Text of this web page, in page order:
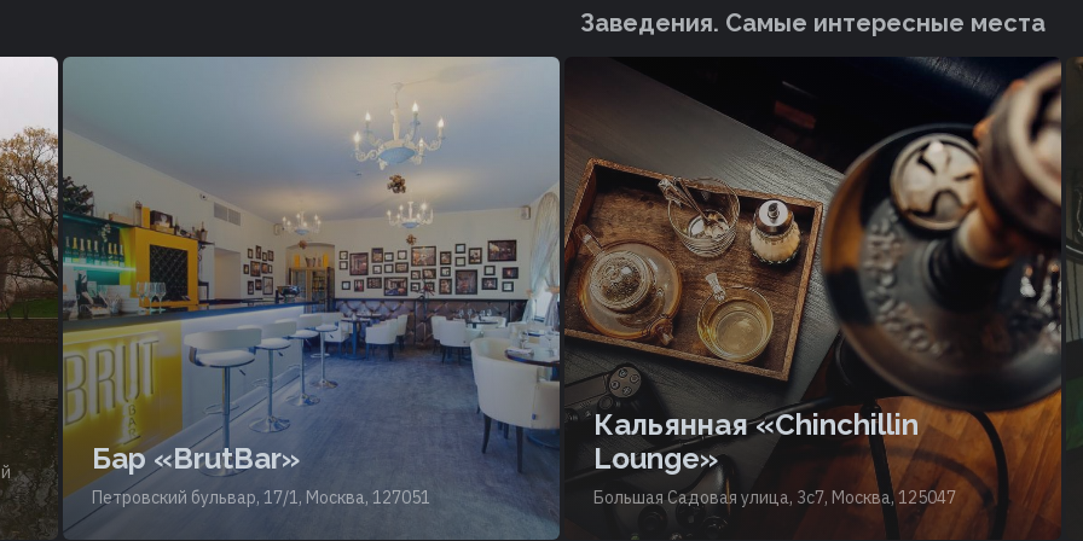
Заведения. Cамые интересные места
Бар «BrutBar»
Петровский бульвар, 17/1, Москва, 127051
Кальянная «Chinchillin
Lounge»
Большая Садовая улица, 3с7, Москва, 125047